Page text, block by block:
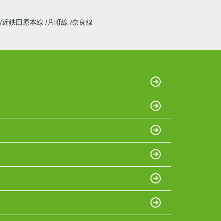
近鉄田原本線 片町線 奈良線